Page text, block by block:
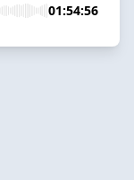
01:54:56